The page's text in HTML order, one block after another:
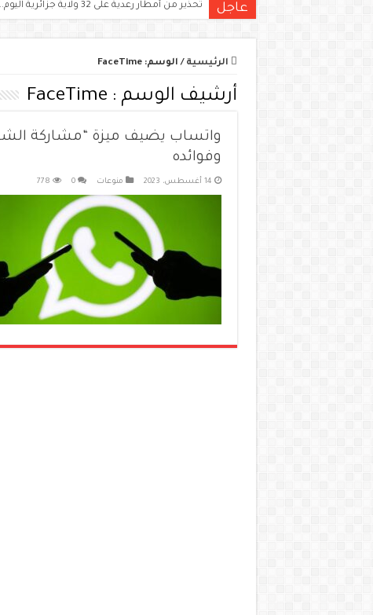
عاجل تحذير من أمطار رعدية على 32 ولاية جزائرية اليوم.. الكميات قد تتجاوز 15 ملم
الرئيسية / الوسم:FaceTime
أرشيف الوسم : FaceTime
واتساب يضيف ميزة “مشاركة
وفوائده
14 أغسطس، 2023 منوعات 0
778